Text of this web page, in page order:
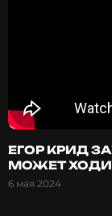
ЕГОР КРИД
МОЖЕТ
6 мая 2024